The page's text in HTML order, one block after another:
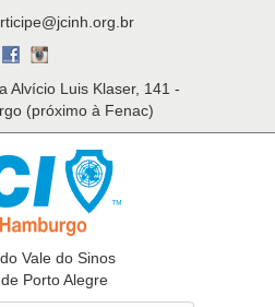
Alvício Luis Klaser, 141 -
(próximo à Fenac)
Vale do Sinos
Porto Alegre